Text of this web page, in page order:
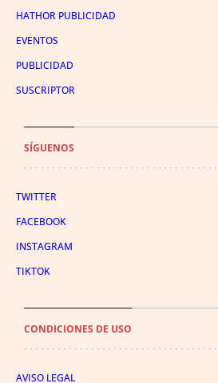
HATHOR PUBLICIDAD
EVENTOS
PUBLICIDAD
SUSCRIPTOR
SÍGUENOS
TWITTER
FACEBOOK
INSTAGRAM
TIKTOK
CONDICIONES DE USO
AVISO LEGAL